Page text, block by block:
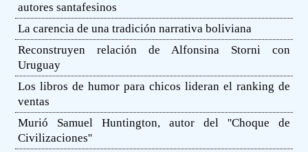
autores santafesinos
La carencia de una tradición narrativa boliviana
Reconstruyen relación de Alfonsina Storni con
Uruguay
Los libros de humor para chicos lideran el ranking de
ventas
Murió Samuel Huntington, autor del ''Choque de
Civilizaciones''